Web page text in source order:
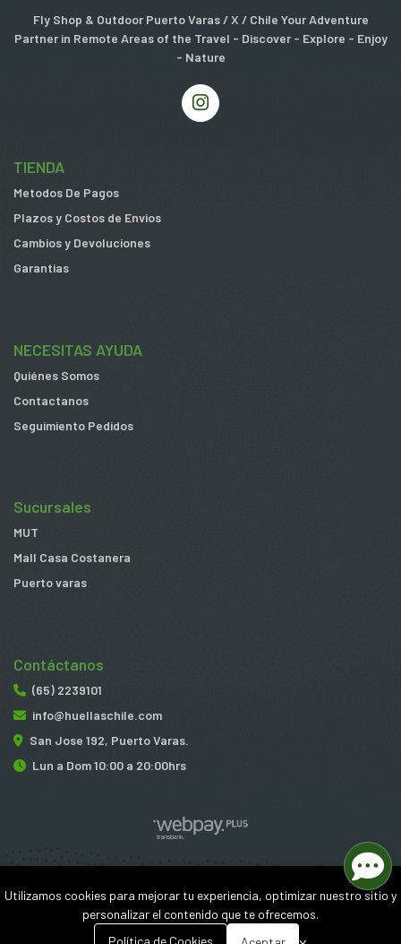
Fly Shop & Outdoor Puerto Varas / X / Chile Your Adventure
Partner in Remote Areas of the Travel - Discover - Explore - Enjoy
- Nature
TIENDA
Metodos De Pagos
Plazos y Costos de Envios
Cambios y Devoluciones
Garantias
NECESITAS AYUDA
Quiénes Somos
Contactanos
Seguimiento Pedidos
Sucursales
MUT
Mall Casa Costanera
Puerto varas
Contáctanos
(65) 2239101
info@huellaschile.com
San Jose 192, Puerto Varas.
Lun a Dom 10:00 a 20:00hrs
¿Te gusta mi tienda? Yo vendo conBsale
Utilizamos cookies para mejorar tu experiencia, optimizar nuestro sitio y
personalizar el contenido que te ofrecemos.
Política de Cookies